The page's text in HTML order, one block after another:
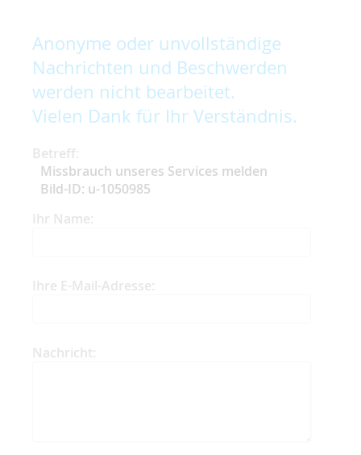
Anonyme oder unvollständige
Nachrichten und Beschwerden
werden nicht bearbeitet.
Vielen Dank für Ihr Verständnis.
Betreff:
Missbrauch unseres Services melden
Bild-ID: u-1050985
Ihr Name:
Ihre E-Mail-Adresse:
Nachricht: